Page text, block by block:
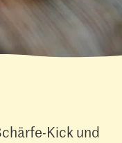
Kick und